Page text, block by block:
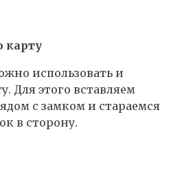
карту
использовать и
Для этого вставляем
с замком и стараемся
в сторону.